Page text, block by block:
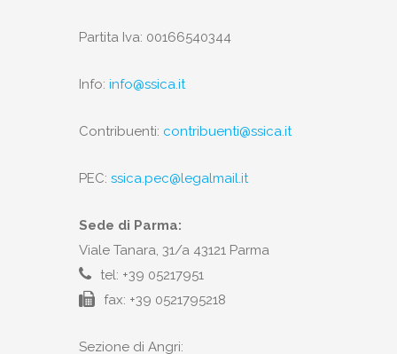
Partita Iva: 00166540344
Info: info@ssica.it
Contribuenti: contribuenti@ssica.it
PEC: ssica.pec@legalmail.it
Sede di Parma:
Viale Tanara, 31/a 43121 Parma
tel: +39 05217951
fax: +39 0521795218
Sezione di Angri: